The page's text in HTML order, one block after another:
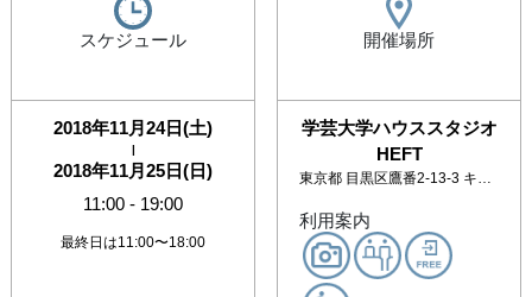
スケジュール
2018年11月24日(土)
|
2018年11月25日(日)
11:00 - 19:00
最終日は11:00〜18:00
開催場所
学芸大学ハウススタジオ
HEFT
東京都 目黒区鷹番2-13-3 キャトル鷹番
利用案内